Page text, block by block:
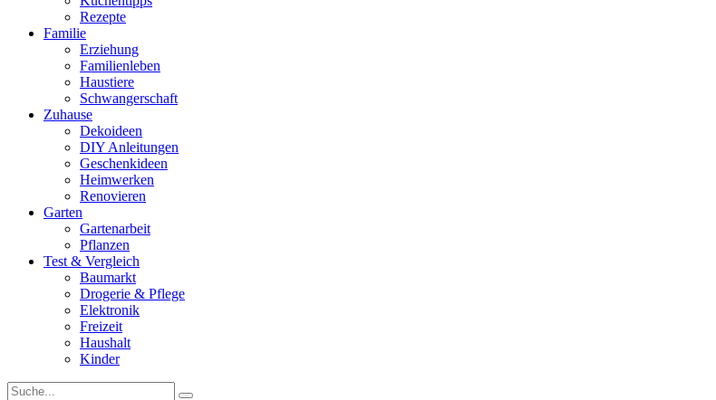
Rezepte
Familie
Erziehung
Familienleben
Haustiere
Schwangerschaft
Zuhause
Dekoideen
DIY Anleitungen
Geschenkideen
Heimwerken
Renovieren
Garten
Gartenarbeit
Pflanzen
Test & Vergleich
Baumarkt
Drogerie & Pflege
Elektronik
Freizeit
Haushalt
Kinder